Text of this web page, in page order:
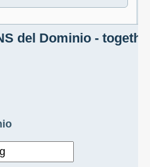
del Dominio -